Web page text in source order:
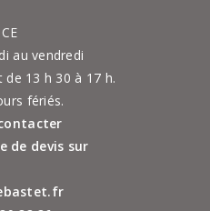
au vendredi
de 13 h 30 à 17 h.
fériés.
de devis sur